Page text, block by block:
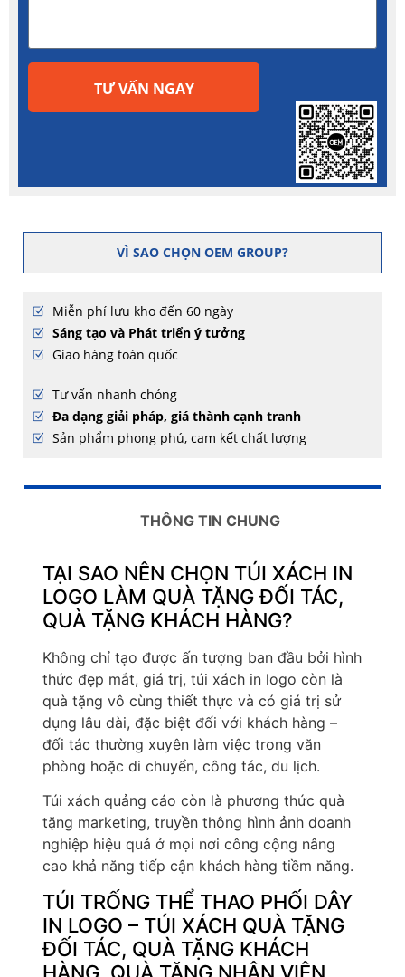
TƯ VẤN NGAY
VÌ SAO CHỌN OEM GROUP?
Miễn phí lưu kho đến 60 ngày
Sáng tạo và Phát triển ý tưởng
Giao hàng toàn quốc
Tư vấn nhanh chóng
Đa dạng giải pháp, giá thành cạnh tranh
Sản phẩm phong phú, cam kết chất lượng
THÔNG TIN CHUNG
TẠI SAO NÊN CHỌN TÚI XÁCH IN
LOGO LÀM QUÀ TẶNG ĐỐI TÁC,
QUÀ TẶNG KHÁCH HÀNG?
Không chỉ tạo được ấn tượng ban đầu bởi hình
thức đẹp mắt, giá trị, túi xách in logo còn là
quà tặng vô cùng thiết thực và có giá trị sử
dụng lâu dài, đặc biệt đối với khách hàng –
đối tác thường xuyên làm việc trong văn
phòng hoặc di chuyển, công tác, du lịch.
Túi xách quảng cáo còn là phương thức quà
tặng marketing, truyền thông hình ảnh doanh
nghiệp hiệu quả ở mọi nơi công cộng nâng
cao khả năng tiếp cận khách hàng tiềm năng.
TÚI TRỐNG THỂ THAO PHỐI DÂY
IN LOGO – TÚI XÁCH QUÀ TẶNG
ĐỐI TÁC, QUÀ TẶNG KHÁCH
HÀNG, QUÀ TẶNG NHÂN VIÊN